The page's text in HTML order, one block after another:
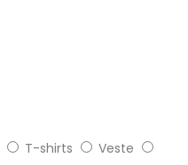
T-shirts
Veste